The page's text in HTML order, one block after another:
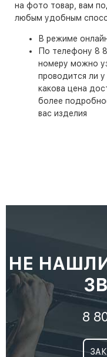
на фото товар, вам
любым удобным
В режиме
По телефону 8
номеру можно
проводится ли у
какова цена
более
вас изделия
НЕ
8